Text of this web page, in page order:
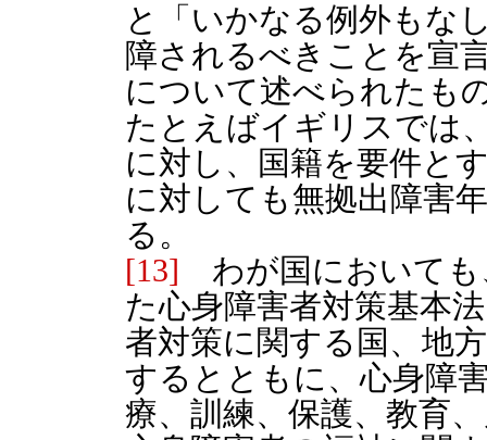
と「いかなる例外もな
障されるべきことを宣
について述べられたも
たとえばイギリスでは
に対し、国籍を要件と
に対しても無拠出障害
る。
[13] わが国においても
た心身障害者対策基本
者対策に関する国、地
するとともに、心身障
療、訓練、保護、教育